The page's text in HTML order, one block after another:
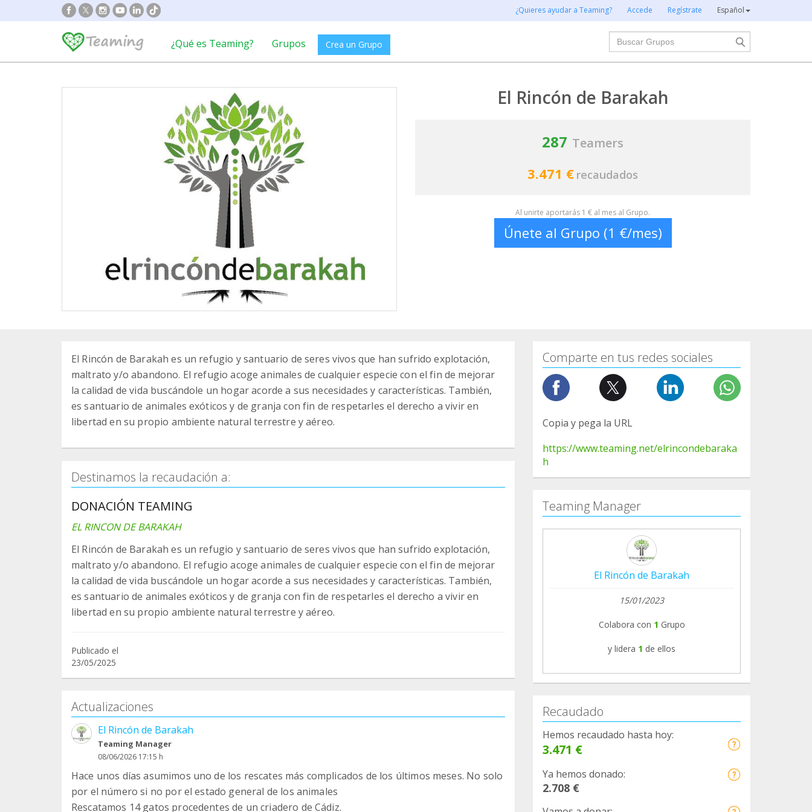
¿Quieres ayudar a Teaming? Accede Regístrate Español
¿Qué es Teaming? Grupos Crea un Grupo
Buscar
El Rincón de Barakah
287 Teamers
3.471 € recaudados
Al unirte aportarás 1 € al mes al Grupo.
Únete al Grupo (1 €/mes)
El Rincón de Barakah es un refugio y santuario de seres vivos que han sufrido explotación,
maltrato y/o abandono. El refugio acoge animales de cualquier especie con el fin de mejorar
la calidad de vida buscándole un hogar acorde a sus necesidades y características. También,
es santuario de animales exóticos y de granja con fin de respetarles el derecho a vivir en
libertad en su propio ambiente natural terrestre y aéreo.
Destinamos la recaudación a:
DONACIÓN TEAMING
EL RINCON DE BARAKAH
El Rincón de Barakah es un refugio y santuario de seres vivos que han sufrido explotación,
maltrato y/o abandono. El refugio acoge animales de cualquier especie con el fin de mejorar
la calidad de vida buscándole un hogar acorde a sus necesidades y características. También,
es santuario de animales exóticos y de granja con fin de respetarles el derecho a vivir en
libertad en su propio ambiente natural terrestre y aéreo.
Publicado el
23/05/2025
Actualizaciones
El Rincón de Barakah
Teaming Manager
08/06/2026 17:15 h
Hace unos días asumimos uno de los rescates más complicados de los últimos meses. No solo
por el número si no por el estado general de los animales
Rescatamos 14 gatos procedentes de un criadero de Cádiz.
Comparte en tus redes sociales
Copia y pega la URL
https://www.teaming.net/elrincondebaraka
h
Teaming Manager
El Rincón de Barakah
15/01/2023
Colabora con 1 Grupo
y lidera 1 de ellos
Recaudado
Hemos recaudado hasta hoy:
3.471 €
Ya hemos donado:
2.708 €